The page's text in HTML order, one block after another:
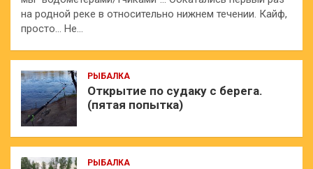
на родной реке в относительно нижнем течении. Кайф,
просто… Не…
РЫБАЛКА
Открытие по судаку с берега.
(пятая попытка)
РЫБАЛКА